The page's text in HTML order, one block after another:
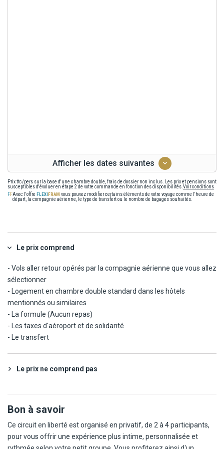
Afficher les dates suivantes
Prix ttc/pers sur la base d'une chambre double, frais de dossier non inclus. Les prix et pensions sont
susceptibles d'évoluer en étape 2 de votre commande en fonction des disponibilités. Voir conditions
Avec l'offre
vous pouvez modifier certains éléments de votre voyage comme l'heure de
départ, la compagnie aérienne, le type de transfert ou le nombre de bagages souhaités.
Le prix comprend
- Vols aller retour opérés par la compagnie aérienne que vous allez
sélectionner
- Logement en chambre double standard dans les hôtels
mentionnés ou similaires
- La formule (Aucun repas)
- Les taxes d'aéroport et de solidarité
- Le transfert
Le prix ne comprend pas
Bon à savoir
Ce circuit en liberté est organisé en privatif, de 2 à 4 participants,
pour vous offrir une expérience plus intime, personnalisée et